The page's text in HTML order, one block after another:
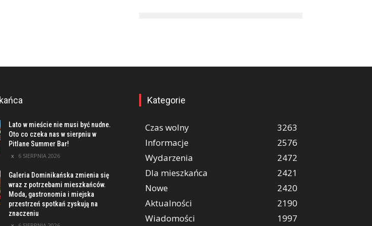
Lato w mieście nie musi być nudne.
Oto co czeka nas w sierpniu w
Pitlane Summer Bar!
6 SIERPNIA 2026
Galeria Dominikańska zmienia się
wraz z potrzebami mieszkańców.
Moda, gastronomia i miejska
przestrzeń spotkań zyskują na
znaczeniu
Kategorie
Czas wolny
3263
Informacje
2576
Wydarzenia
2472
Dla mieszkańca
2421
Nowe
2420
Aktualności
2190
Wiadomości
1997